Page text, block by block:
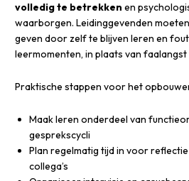
volledig te betrekken en
waarborgen. Leidinggevenden
geven door zelf te blijven leren en
leermomenten, in plaats van
Praktische stappen voor het
Maak leren onderdeel van
gesprekscycli
Plan regelmatig tijd in voor
collega’s